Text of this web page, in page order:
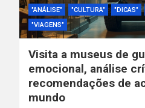
"ANÁLISE" "CULTURA" "DICAS"
"VIAGENS"
Visita a museus de
emocional, análise
recomendações de
mundo